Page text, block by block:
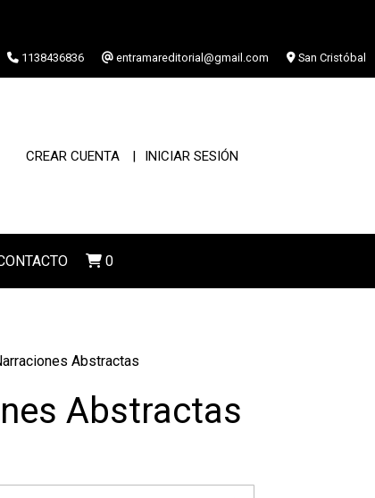
1138436836 entramareditorial@gmail.com San Cristóbal
CREAR CUENTA INICIAR SESIÓN
0
Abstractas
Abstractas